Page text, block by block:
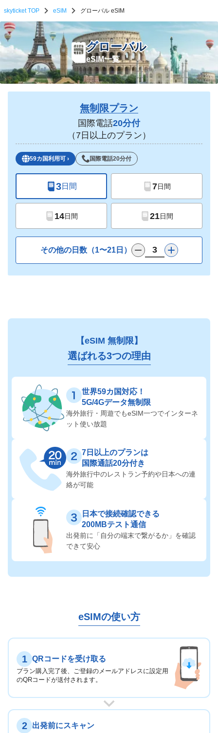
skyticket TOP eSIM グローバル eSIM
グローバル eSIM一覧
グローバル
グローバル
eSIM一覧
無制限プラン
国際電話20分付
（7日以上のプラン）
59カ国利用可 › 国際電話20分付
3日間 7日間
14日間 21日間
その他の日数（1〜21日）
【eSIM 無制限】
選ばれる3つの理由
世界59カ国対応！
5G/4Gデータ無制限
海外旅行・周遊でもeSIM一つでインターネ
ット使い放題
7日以上のプランは
国際通話20分付き
海外旅行中のレストラン予約や日本への連
絡が可能
日本で接続確認できる
200MBテスト通信
出発前に「自分の端末で繋がるか」を確認
できて安心
eSIMの使い方
1 QRコードを受け取る
プラン購入完了後、ご登録のメールアドレスに設定用
のQRコードが送付されます。
2 出発前にスキャン